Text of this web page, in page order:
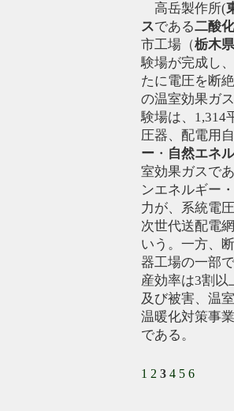
高岳製作所(
スである二酸
市工場（栃木県
験場が完成し
たに電圧を断
の温室効果ガ
験場は、1,314
圧器、配電用
ー ・ 自然エネ
室効果ガスで
ンエネルギー
力が、系統電
次世代送配電
いう。一方、
器工場の一部
産効率は3割以
及び被害、温
温暖化対策事
である。
1 2 3 4 5 6